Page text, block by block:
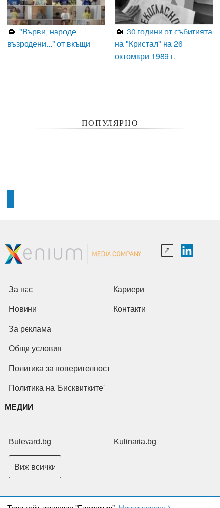
"Върви, народе
възродени..." от вкъщи
30 години от събитията
на "Кристал" на 26
октомври 1989 г.
ПОПУЛЯРНО
За нас Кариери
Новини Контакти
За реклама
Общи условия
Политика за поверителност
Политика на 'Бисквитките'
МЕДИИ
Bulevard.bg Kulinaria.bg
Виж всички